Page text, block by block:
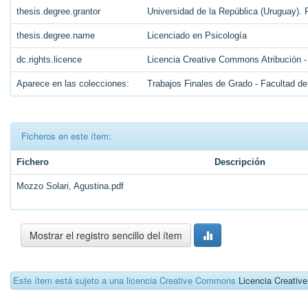
thesis.degree.grantor Universidad de la República (Uruguay).
thesis.degree.name Licenciado en Psicología
dc.rights.licence Licencia Creative Commons Atribución
Aparece en las colecciones: Trabajos Finales de Grado - Facultad
Ficheros en este ítem:
Fichero Descripción
Mozzo Solari, Agustina.pdf
Mostrar el registro sencillo del ítem
Este ítem está sujeto a una licencia Creative Commons Licencia